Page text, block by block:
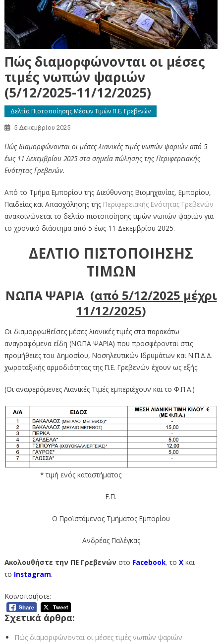
Πώς διαμορφώνονται οι μέσες
τιμές νωπών ψαριών
(5/12/2025-11/12/2025)
Δελτία Πιστοποίησης Μέσων Τιμών Π.Ε. Γρεβενών
5 Δεκεμβρίου 2025
Πώς διαμορφώνονται οι μέσες λιανικές τιμές νωπών ψαριών από 5
έως 11 Δεκεμβρίου 2025 στα σημεία πώλησης της Περιφερειακής
Ενότητας Γρεβενών.
Από το Τμήμα Εμπορίου της Διεύθυνσης Βιομηχανίας, Εμπορίου,
Παιδείας και Απασχόλησης της Περιφερειακής Ενότητας Γρεβενών
ανακοινώνεται το δελτίο πιστοποίησης τιμών νωπών ψαριών για
το χρονικό διάστημα από 5 έως 11 Δεκεμβρίου 2025.
ΔΕΛΤΙΟ ΠΙΣΤΟΠΟΙΗΣΗΣ
ΤΙΜΩΝ
ΝΩΠΑ ΨΑΡΙΑ (από 5/12/2025 μέχρι
11/12/2025)
Οι διαμορφωθείσες μέσες λιανικές τιμές στα παρακάτω
αναγραφόμενα είδη (ΝΩΠΑ ΨΑΡΙΑ) που προσφέρονται στις
προμήθειες του Δημοσίου, Νοσηλευτικών Ιδρυμάτων και Ν.Π.Δ.Δ.
χωροταξικής αρμοδιότητας της Π.Ε. Γρεβενών έχουν ως εξής:
(Οι αναφερόμενες Λιανικές Τιμές εμπεριέχουν και το Φ.Π.Α.)
* τιμή ενός καταστήματος
Ε.Π.
Ο Προϊστάμενος Τμήματος Εμπορίου
Ανδρέας Παλέγκας
Ακολουθήστε την ΠΕ Γρεβενών στο Facebook, το Χκαι
το Instagram.
Κοινοποιήστε:
Σχετικά άρθρα:
Πώς διαμορφώνονται οι μέσες τιμές νωπών ψαριών